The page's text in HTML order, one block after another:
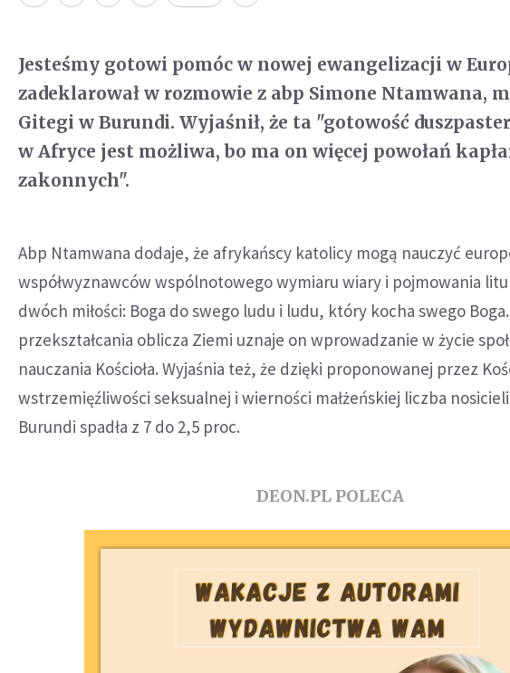
Jesteśmy gotowi pomóc w nowej ewangelizacji w
zadeklarował w rozmowie z abp Simone Ntamwana,
Gitegi w Burundi. Wyjaśnił, że ta "gotowość
w Afryce jest możliwa, bo ma on więcej powołań
zakonnych".
Abp Ntamwana dodaje, że afrykańscy katolicy mogą nauczyć
współwyznawców wspólnotowego wymiaru wiary i pojmowania
dwóch miłości: Boga do swego ludu i ludu, który kocha swego
przekształcania oblicza Ziemi uznaje on wprowadzanie w życie
nauczania Kościoła. Wyjaśnia też, że dzięki proponowanej przez
wstrzemięźliwości seksualnej i wierności małżeńskiej liczba
Burundi spadła z 7 do 2,5 proc.
DEON.PL POLECA